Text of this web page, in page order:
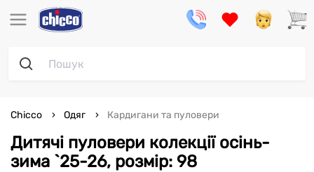
Дитячі пуловери колекції осінь-
зима `25-26, розмір: 98
Chicco Одяг Кардигани та пуловери